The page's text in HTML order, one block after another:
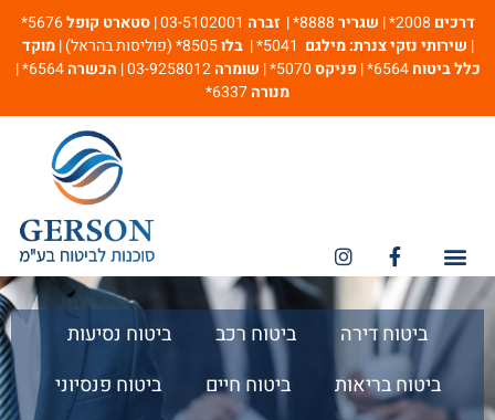
דרכים שגריר זברה סטארט קופל
5676*
| שירותי נזקי צנרת: מילגם בלו8505* (פוליסות בהראל) |
מוקד
כלל ביטוח6564* | פניקס שומרה03-9258012 | הכשרה6564* |
מנורה
ביטוח דירה ביטוח רכב
ביטוח נסיעות
ביטוח בריאות
ביטוח חיים
ביטוח פנסיוני